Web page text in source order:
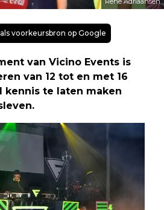
voorkeursbron op Google
van Vicino Events is
van 12 tot en met 16
kennis te laten maken